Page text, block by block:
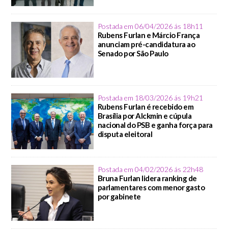
Postada em 06/04/2026 ás 18h11
Rubens Furlan e Márcio França
anunciam pré-candidatura ao
Senado por São Paulo
Postada em 18/03/2026 ás 19h21
Rubens Furlan é recebido em
Brasília por Alckmin e cúpula
nacional do PSB e ganha força para
disputa eleitoral
Postada em 04/02/2026 ás 22h48
Bruna Furlan lidera ranking de
parlamentares com menor gasto
por gabinete